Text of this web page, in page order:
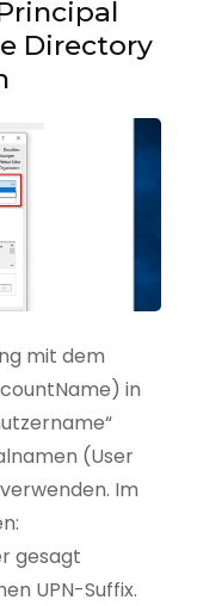
Directory
mit dem
in
(User
Im
gesagt
UPN-Suffix.